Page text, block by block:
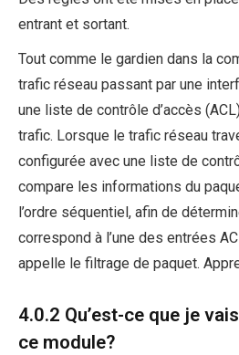
entrant et sortant.
Tout comme le gardien dans la
trafic réseau passant par une
une liste de contrôle d’accès
trafic. Lorsque le trafic réseau
configurée avec une liste de
compare les informations du
l’ordre séquentiel, afin de
correspond à l’une des entrées
appelle le filtrage de paquet.
4.0.2 Qu’est-ce que je
ce module?